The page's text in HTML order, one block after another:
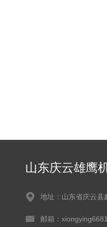
山东庆云雄鹰
地址：山东省庆云县
邮箱：